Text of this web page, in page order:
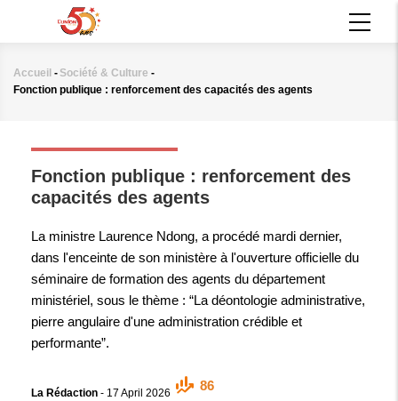
principal
Fil
Accueil - Société & Culture -
Fonction publique : renforcement des capacités des agents
Fonction publique : renforcement des
capacités des agents
La ministre Laurence Ndong, a procédé mardi dernier,
dans l'enceinte de son ministère à l'ouverture officielle du
séminaire de formation des agents du département
ministériel, sous le thème : “La déontologie administrative,
pierre angulaire d'une administration crédible et
performante”.
La Rédaction - 17 April 2026
86